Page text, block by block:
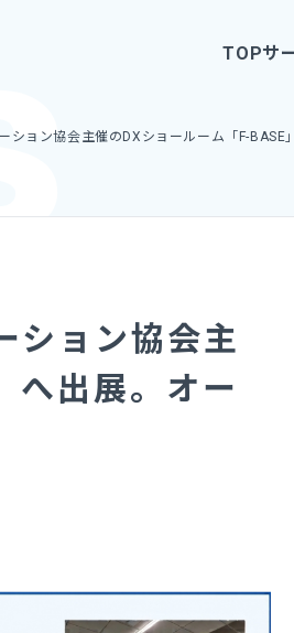
TOPサ
ション協会主催のDXショールーム「F-BASE
ション協会主
へ出展。オー